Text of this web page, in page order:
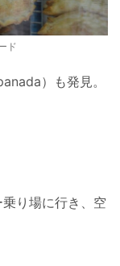
ド
）も発見。
り場に行き、空